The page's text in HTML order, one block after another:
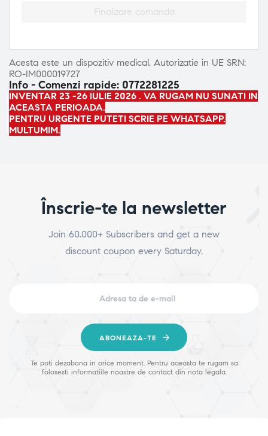
Finalizare comanda
Acesta este un dispozitiv medical. Autorizatie in UE SRN:
RO-IM000019727
Info - Comenzi rapide: 0772281225
INVENTAR 23 -26 IULIE 2026 . VA RUGAM NU SUNATI IN
ACEASTA PERIOADA.
PENTRU URGENTE PUTETI SCRIE PE WHATSAPP.
MULTUMIM.
Înscrie-te la newsletter
Join 60.000+ Subscribers and get a new
discount coupon every Saturday.
ABONEAZA-TE
Te poti dezabona in orice moment. Pentru aceasta te rugam sa
folosesti informatiile noastre de contact din nota legala.